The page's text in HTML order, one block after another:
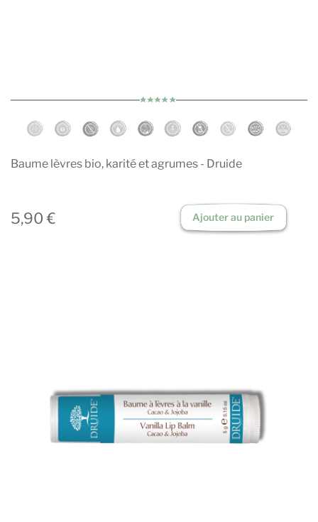
Baume lèvres bio, karité et agrumes - Druide
5,90 € Ajouter au panier